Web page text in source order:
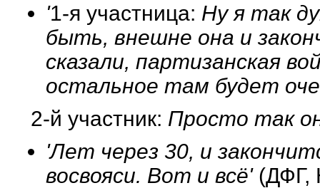
'1-я участница: Ну я так
быть, внешне она и
сказали, партизанская
остальное там будет
2-й участник: Просто так
'Лет через 30, и
восвояси. Вот и всё' (ДФГ,